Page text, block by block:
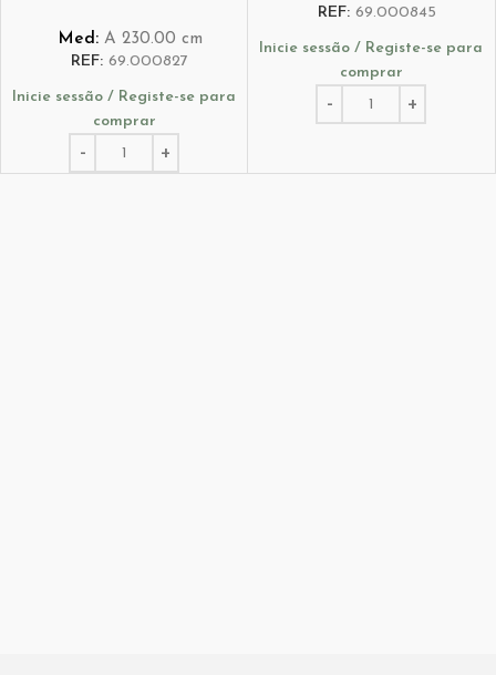
Med: A 230.00 cm
REF: 69.000827
Inicie sessão / Registe-se para
comprar
REF: 69.000845
Inicie sessão / Registe-se para
comprar